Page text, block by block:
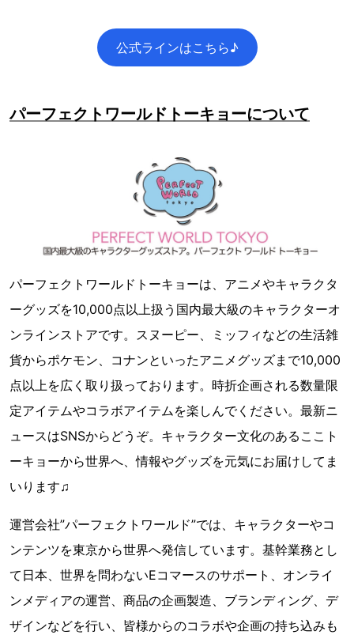
公式ラインはこちら♪
パーフェクトワールドトーキョーについて
パーフェクトワールドトーキョーは、アニメやキャラクタ
ーグッズを10,000点以上扱う国内最大級のキャラクターオ
ンラインストアです。スヌーピー、ミッフィなどの生活雑
貨からポケモン、コナンといったアニメグッズまで10,000
点以上を広く取り扱っております。時折企画される数量限
定アイテムやコラボアイテムを楽しんでください。最新ニ
ュースはSNSからどうぞ。キャラクター文化のあるここト
ーキョーから世界へ、情報やグッズを元気にお届けしてま
いります♫
運営会社”パーフェクトワールド”では、キャラクターやコ
ンテンツを東京から世界へ発信しています。基幹業務とし
て日本、世界を問わないEコマースのサポート、オンライ
ンメディアの運営、商品の企画製造、ブランディング、デ
ザインなどを行い、皆様からのコラボや企画の持ち込みも